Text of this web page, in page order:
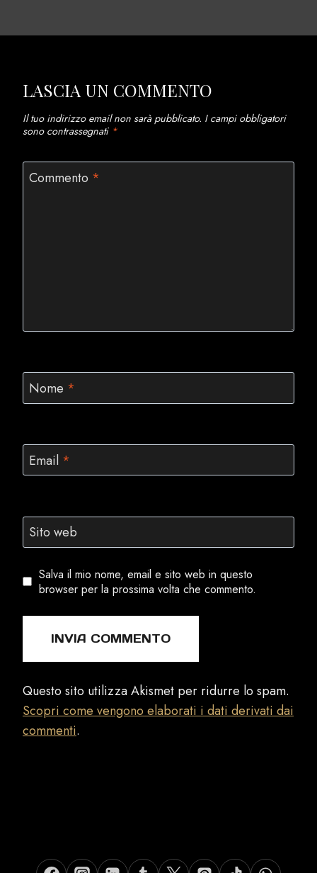
LASCIA UN COMMENTO
Il tuo indirizzo email non sarà pubblicato. I campi obbligatori
sono contrassegnati *
Commento *
Nome *
Email *
Sito web
Salva il mio nome, email e sito web in questo
browser per la prossima volta che commento.
Questo sito utilizza Akismet per ridurre lo spam.
Scopri come vengono elaborati i dati derivati dai
commenti.